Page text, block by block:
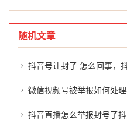
随机文章
抖音号让封了 怎么回事，抖音号被
微信视频号被举报如何处理
抖音直播怎么举报封号了